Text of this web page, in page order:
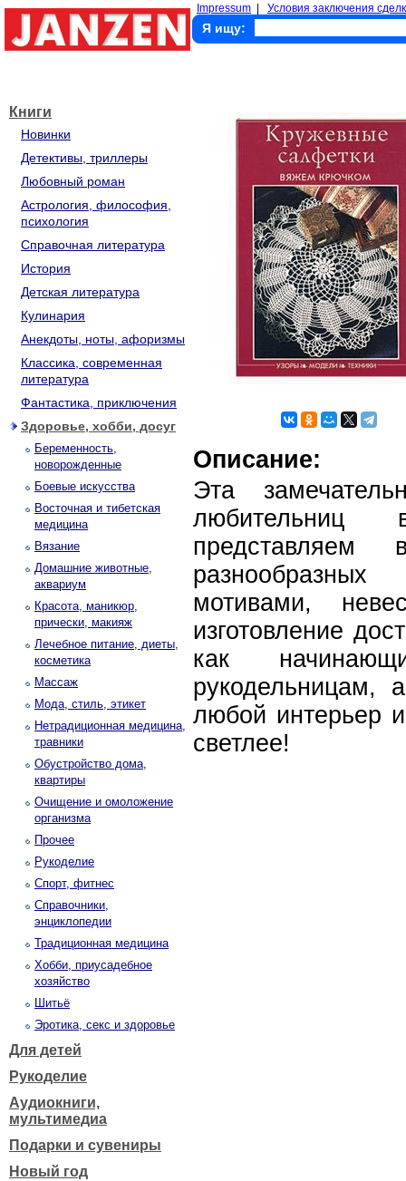
Impressum Условия заключения
Я ищу:
Книги
Новинки
Детективы, триллеры
Любовный роман
Астрология, философия,
психология
Справочная литература
История
Детская литература
Кулинария
Анекдоты, ноты, афоризмы
Классика, современная
литература
Фантастика, приключения
Здоровье, хобби, досуг
Беременность,
новорожденные
Боевые искусства
Восточная и тибетская
медицина
Вязание
Домашние животные,
аквариум
Красота, маникюр,
прически, макияж
Лечебное питание, диеты,
косметика
Массаж
Мода, стиль, этикет
Нетрадиционная медицина,
травники
Обустройство дома,
квартиры
Очищение и омоложение
организма
Прочее
Рукоделие
Спорт, фитнес
Справочники,
энциклопедии
Традиционная медицина
Хобби, приусадебное
хозяйство
Шитьё
Эротика, секс и здоровье
Для детей
Рукоделие
Аудиокниги,
мультимедиа
Подарки и сувениры
Новый год
Описание:
Эта
мотивами,
изготовление
как
рукодельницам,
любой интерьер
светлее!